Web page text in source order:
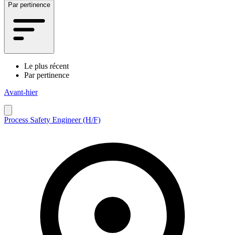
Par pertinence
Le plus récent
Par pertinence
Avant-hier
Process Safety Engineer (H/F)